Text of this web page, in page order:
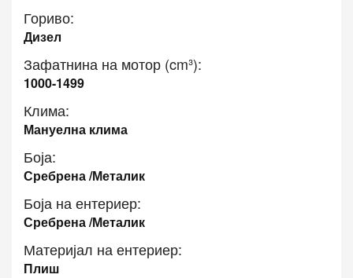
Гориво:
Дизел
Зафатнина на мотор (cm³):
1000-1499
Клима:
Мануелна клима
Боја:
Сребрена /Металик
Боја на ентериер:
Сребрена /Металик
Материјал на ентериер:
Плиш